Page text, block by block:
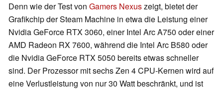
Denn wie der Test von Gamers Nexuszeigt, bietet der
Grafikchip der Steam Machine in etwa die Leistung einer
Nvidia GeForce RTX 3060, einer Intel Arc A750 oder einer
AMD Radeon RX 7600, während die Intel Arc B580 oder
die Nvidia GeForce RTX 5050 bereits etwas schneller
sind. Der Prozessor mit sechs Zen 4 CPU-Kernen wird auf
eine Verlustleistung von nur 30 Watt beschränkt, und ist